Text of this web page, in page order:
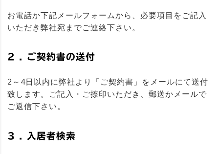
お電話か下記メールフォームから、必要項目をご記入
いただき弊社宛までご連絡下さい。
2 . ご契約書の送付
2～4日以内に弊社より「ご契約書」をメールにて送付
致します。ご記入・ご捺印いただき、郵送かメールで
ご返信下さい。
3 . 入居者検索